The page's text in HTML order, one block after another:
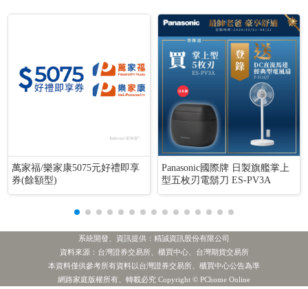
萬家福/樂家康5075元好禮即享
券(餘額型)
Panasonic國際牌 日製旗艦掌上
型五枚刃電鬍刀 ES-PV3A
系統開發、資訊提供：精誠資訊股份有限公司
資料來源：台灣證券交易所、櫃買中心、台灣期貨交易所
本資料僅供參考所有資料以台灣證券交易所、櫃買中心公告為準
網路家庭版權所有、轉載必究 Copyright © PChome Online